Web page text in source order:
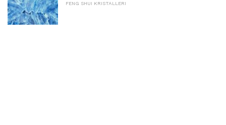
FENG SHUI KRISTALLERI